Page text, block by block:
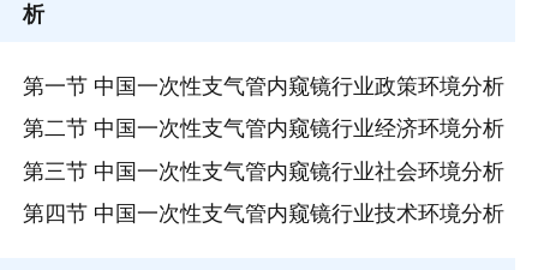
析
第一节 中国一次性支气管内窥镜行业政策环境分析
第二节 中国一次性支气管内窥镜行业经济环境分析
第三节 中国一次性支气管内窥镜行业社会环境分析
第四节 中国一次性支气管内窥镜行业技术环境分析